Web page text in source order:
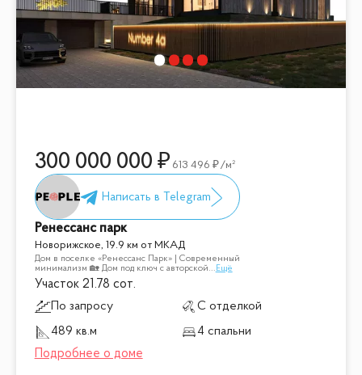
300 000 000 613 496 /м²
Ренессанс парк
Новорижское, 19.9 км от МКАД
Дом в поселке «Ренессанс Парк» | Современный
минимализм 🏡 Дом под ключ с авторской... Ещё
Участок 21.78 сот.
По запросу
С отделкой
489 кв.м
4 спальни